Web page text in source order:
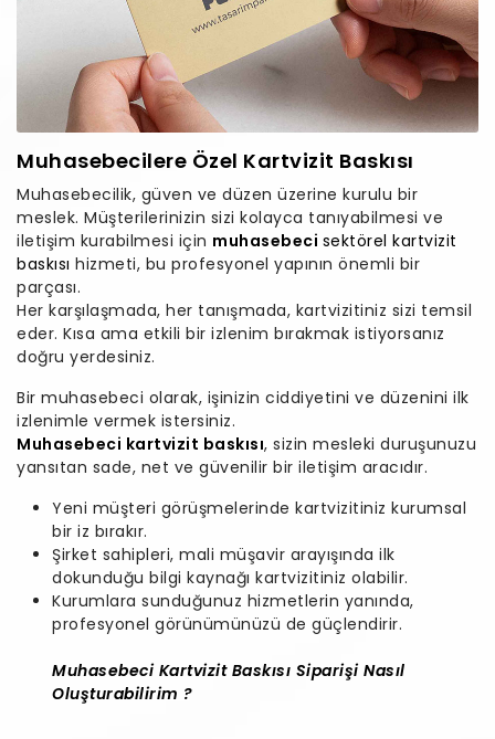
Muhasebecilere Özel Kartvizit Baskısı
Muhasebecilik, güven ve düzen üzerine kurulu bir
meslek. Müşterilerinizin sizi kolayca tanıyabilmesi ve
iletişim kurabilmesi için muhasebeci sektörel kartvizit
baskısı hizmeti, bu profesyonel yapının önemli bir
parçası.
Her karşılaşmada, her tanışmada, kartvizitiniz sizi temsil
eder. Kısa ama etkili bir izlenim bırakmak istiyorsanız
doğru yerdesiniz.
Bir muhasebeci olarak, işinizin ciddiyetini ve düzenini ilk
izlenimle vermek istersiniz.
Muhasebeci kartvizit baskısı, sizin mesleki duruşunuzu
yansıtan sade, net ve güvenilir bir iletişim aracıdır.
Yeni müşteri görüşmelerinde kartvizitiniz kurumsal
bir iz bırakır.
Şirket sahipleri, mali müşavir arayışında ilk
dokunduğu bilgi kaynağı kartvizitiniz olabilir.
Kurumlara sunduğunuz hizmetlerin yanında,
profesyonel görünümünüzü de güçlendirir.
Muhasebeci Kartvizit Baskısı Siparişi Nasıl
Oluşturabilirim ?